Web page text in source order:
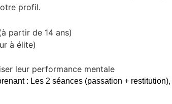
profil.
partir de 14 ans)
à élite)
leur performance mentale
: Les 2 séances (passation +